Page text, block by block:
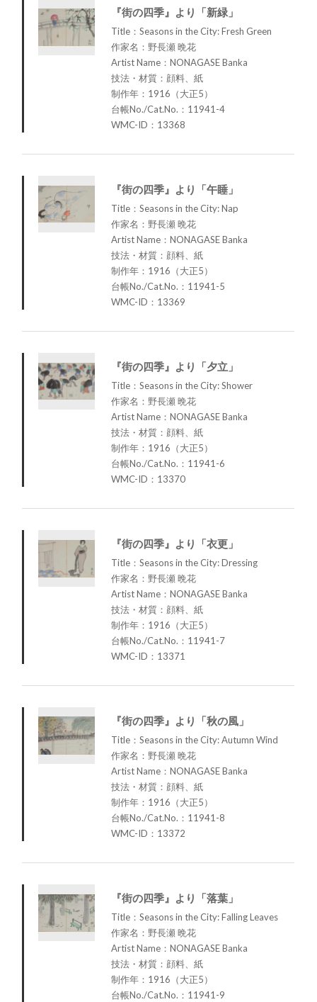
『街の四季』より「新緑」
Title：Seasons in the City: Fresh Green
作家名：野長瀬 晩花
Artist Name：NONAGASE Banka
技法・材質：顔料、紙
制作年：1916（大正5）
台帳No./Cat.No.：11941-4
WMC-ID：13368
『街の四季』より「午睡」
Title：Seasons in the City: Nap
作家名：野長瀬 晩花
Artist Name：NONAGASE Banka
技法・材質：顔料、紙
制作年：1916（大正5）
台帳No./Cat.No.：11941-5
WMC-ID：13369
『街の四季』より「夕立」
Title：Seasons in the City: Shower
作家名：野長瀬 晩花
Artist Name：NONAGASE Banka
技法・材質：顔料、紙
制作年：1916（大正5）
台帳No./Cat.No.：11941-6
WMC-ID：13370
『街の四季』より「衣更」
Title：Seasons in the City: Dressing
作家名：野長瀬 晩花
Artist Name：NONAGASE Banka
技法・材質：顔料、紙
制作年：1916（大正5）
台帳No./Cat.No.：11941-7
WMC-ID：13371
『街の四季』より「秋の風」
Title：Seasons in the City: Autumn Wind
作家名：野長瀬 晩花
Artist Name：NONAGASE Banka
技法・材質：顔料、紙
制作年：1916（大正5）
台帳No./Cat.No.：11941-8
WMC-ID：13372
『街の四季』より「落葉」
Title：Seasons in the City: Falling Leaves
作家名：野長瀬 晩花
Artist Name：NONAGASE Banka
技法・材質：顔料、紙
制作年：1916（大正5）
台帳No./Cat.No.：11941-9